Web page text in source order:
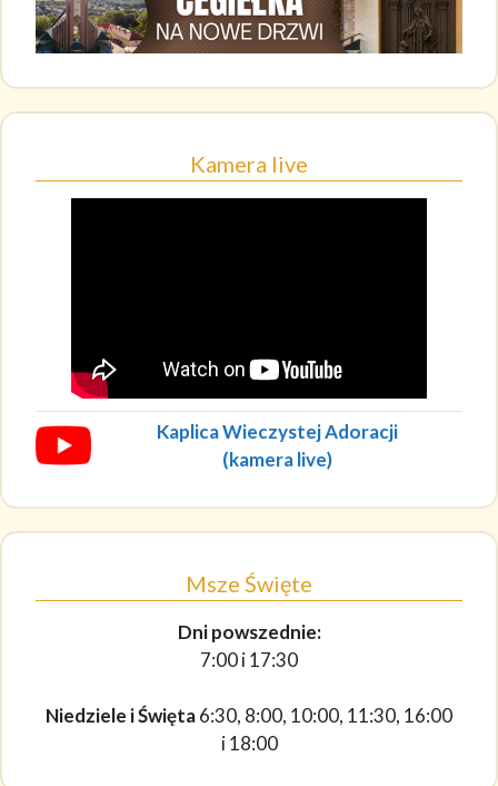
Kamera live
Kaplica Wieczystej Adoracji
(kamera live)
Msze Święte
Dni powszednie:
7:00 i 17:30
Niedziele i Święta6:30, 8:00, 10:00, 11:30, 16:00
i 18:00